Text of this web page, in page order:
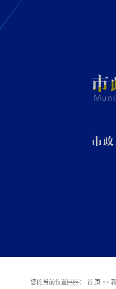
生TV版
租
案
您的当前位置： 首 页 >>